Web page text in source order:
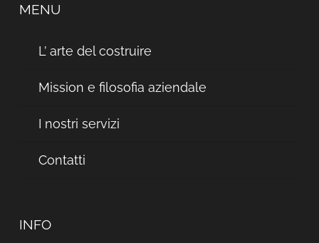
MENU
L’ arte del costruire
Mission e filosofia aziendale
I nostri servizi
Contatti
INFO